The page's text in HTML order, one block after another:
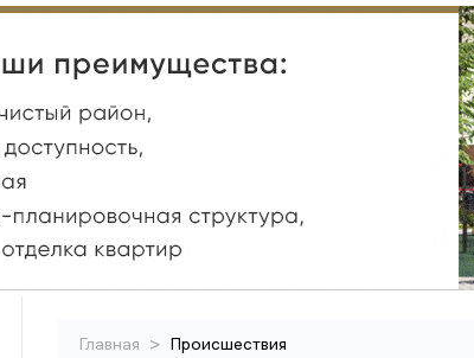
Главная > Происшествия